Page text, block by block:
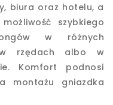
biura oraz hotelu, a
szybkiego
w różnych
rzędach albo w
Komfort podnosi
montażu gniazdka